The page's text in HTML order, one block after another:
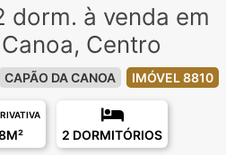
dorm. à venda em
Centro
CAPÃO DA CANOA IMÓVEL 8810
2 DORMITÓRIOS